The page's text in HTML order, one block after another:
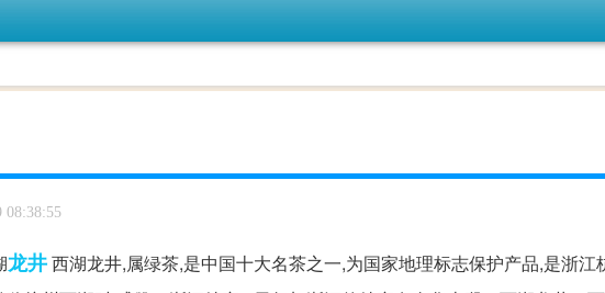
08:38:55
龙井西湖龙井,属绿茶,是中国十大名茶之一,为国家地理标志保护产品,是浙江